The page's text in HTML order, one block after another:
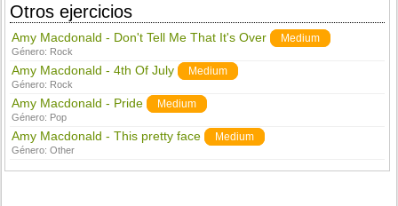
Otros ejercicios
Amy Macdonald - Don't Tell Me That It's Over Medium
Género: Rock
Amy Macdonald - 4th Of July Medium
Género: Rock
Amy Macdonald - Pride Medium
Género: Pop
Amy Macdonald - This pretty face Medium
Género:Other